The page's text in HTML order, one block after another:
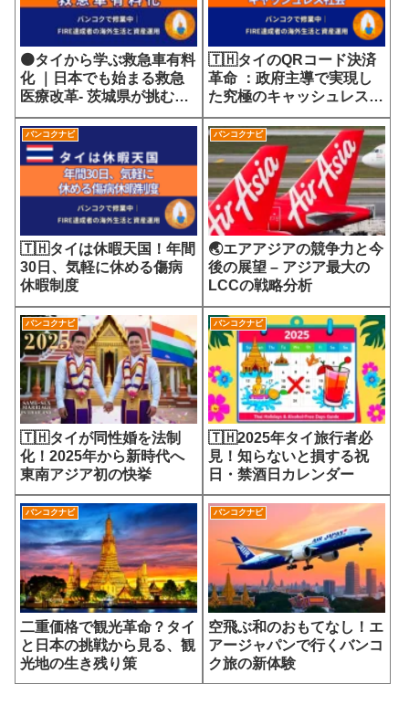
🟠タイから学ぶ救急車有料
化 ｜日本でも始まる救急
医療改革- 茨城県が挑む
7700円の選定療養費が示
す医療サービスの未来
🇹🇭タイのQRコード決済
革命 ：政府主導で実現し
た究極のキャッシュレス社
会
バンコクナビ
🇹🇭タイは休暇天国！年間
30日、気軽に休める傷病
休暇制度
バンコクナビ
🌏エアアジアの競争力と今
後の展望 – アジア最大の
LCCの戦略分析
バンコクナビ
🇹🇭タイが同性婚を法制
化！2025年から新時代へ
東南アジア初の快挙
バンコクナビ
🇹🇭2025年タイ旅行者必
見！知らないと損する祝
日・禁酒日カレンダー
バンコクナビ
二重価格で観光革命？タイ
と日本の挑戦から見る、観
光地の生き残り策
バンコクナビ
空飛ぶ和のおもてなし！エ
アージャパンで行くバンコ
ク旅の新体験